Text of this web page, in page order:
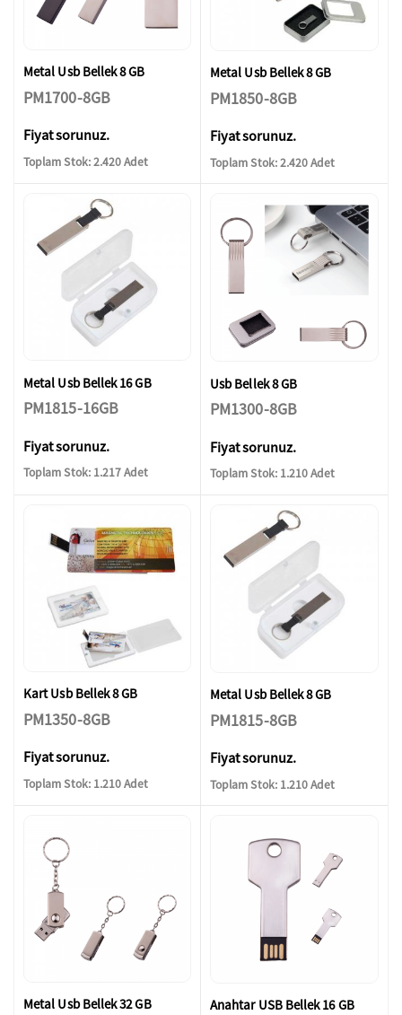
Metal Usb Bellek 8 GB
PM1700-8GB
Fiyat sorunuz.
Toplam Stok: 2.420 Adet
Metal Usb Bellek 8 GB
PM1850-8GB
Fiyat sorunuz.
Toplam Stok: 2.420 Adet
Metal Usb Bellek 16 GB
PM1815-16GB
Fiyat sorunuz.
Toplam Stok: 1.217 Adet
Usb Bellek 8 GB
PM1300-8GB
Fiyat sorunuz.
Toplam Stok: 1.210 Adet
Kart Usb Bellek 8 GB
PM1350-8GB
Fiyat sorunuz.
Toplam Stok: 1.210 Adet
Metal Usb Bellek 8 GB
PM1815-8GB
Fiyat sorunuz.
Toplam Stok: 1.210 Adet
Metal Usb Bellek 32 GB Anahtar USB Bellek 16 GB